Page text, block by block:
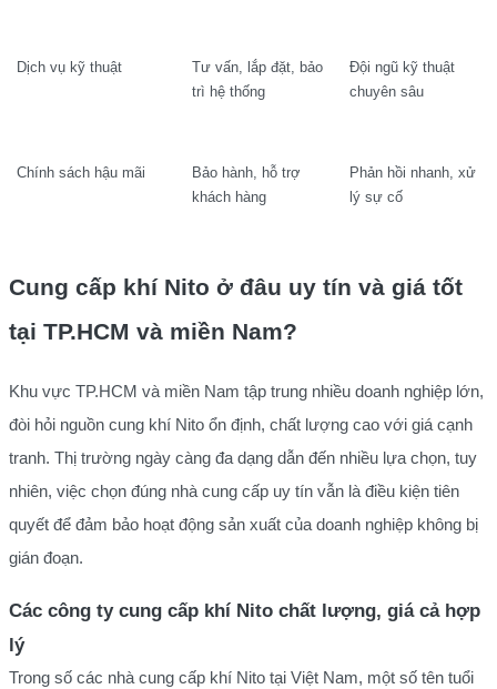
Dịch vụ kỹ thuật
Tư vấn, lắp đặt, bảo
trì hệ thống
Đội ngũ kỹ thuật
chuyên sâu
Chính sách hậu mãi
Bảo hành, hỗ trợ
khách hàng
Phản hồi nhanh, xử
lý sự cố
Cung cấp khí Nito ở đâu uy tín và giá tốt
tại TP.HCM và miền Nam?
Khu vực TP.HCM và miền Nam tập trung nhiều doanh nghiệp lớn,
đòi hỏi nguồn cung khí Nito ổn định, chất lượng cao với giá cạnh
tranh. Thị trường ngày càng đa dạng dẫn đến nhiều lựa chọn, tuy
nhiên, việc chọn đúng nhà cung cấp uy tín vẫn là điều kiện tiên
quyết để đảm bảo hoạt động sản xuất của doanh nghiệp không bị
gián đoạn.
Các công ty cung cấp khí Nito chất lượng, giá cả hợp
lý
Trong số các nhà cung cấp khí Nito tại Việt Nam, một số tên tuổi